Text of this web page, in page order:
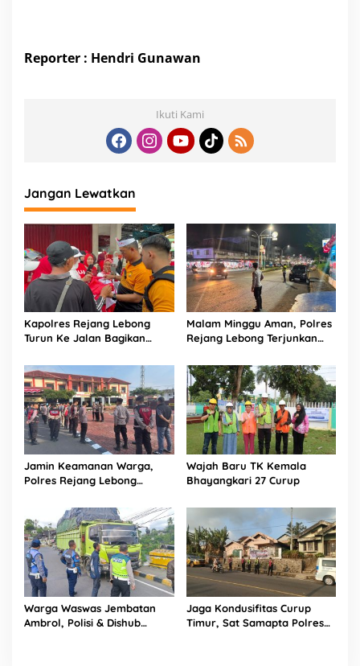
Reporter : Hendri Gunawan
Ikuti Kami
Jangan Lewatkan
Kapolres Rejang Lebong
Turun Ke Jalan Bagikan
Malam Minggu Aman, Polres
Rejang Lebong Terjunkan
Rawan
Jamin Keamanan Warga,
Polres Rejang Lebong
Rawan Keramaian
Wajah Baru TK Kemala
Bhayangkari 27 Curup
Warga Waswas Jembatan
Ambrol, Polisi & Dishub
Jaga Kondusifitas Curup
Timur, Sat Samapta Polres